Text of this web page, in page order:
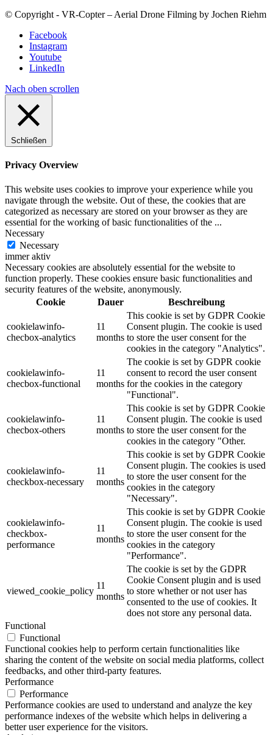
© Copyright - VR-Copter – Aerial Drone Filming by Jochen Riehm
Facebook
Instagram
Youtube
LinkedIn
Nach oben scrollen
Schließen
Privacy Overview
This website uses cookies to improve your experience while you
navigate through the website. Out of these, the cookies that are
categorized as necessary are stored on your browser as they are
essential for the working of basic functionalities of the ...
Necessary
Necessary
immer aktiv
Necessary cookies are absolutely essential for the website to
function properly. These cookies ensure basic functionalities and
security features of the website, anonymously.
Cookie
Dauer Beschreibung
cookielawinfo-
checbox-analytics
11
months
This cookie is set by GDPR Cookie
Consent plugin. The cookie is used
to store the user consent for the
cookies in the category "Analytics".
cookielawinfo-
checbox-functional
11
months
The cookie is set by GDPR cookie
consent to record the user consent
for the cookies in the category
"Functional".
cookielawinfo-
checbox-others
11
months
This cookie is set by GDPR Cookie
Consent plugin. The cookie is used
to store the user consent for the
cookies in the category "Other.
cookielawinfo-
checkbox-necessary
11
months
This cookie is set by GDPR Cookie
Consent plugin. The cookies is used
to store the user consent for the
cookies in the category
"Necessary".
cookielawinfo-
checkbox-
performance
11
months
This cookie is set by GDPR Cookie
Consent plugin. The cookie is used
to store the user consent for the
cookies in the category
"Performance".
viewed_cookie_policy
11
months
The cookie is set by the GDPR
Cookie Consent plugin and is used
to store whether or not user has
consented to the use of cookies. It
does not store any personal data.
Functional
Functional
Functional cookies help to perform certain functionalities like
sharing the content of the website on social media platforms, collect
feedbacks, and other third-party features.
Performance
Performance
Performance cookies are used to understand and analyze the key
performance indexes of the website which helps in delivering a
better user experience for the visitors.